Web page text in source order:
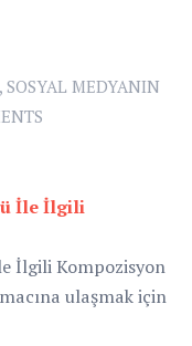
, SOSYAL MEDYANIN
İle İlgili
İlgili Kompozisyon
ulaşmak için